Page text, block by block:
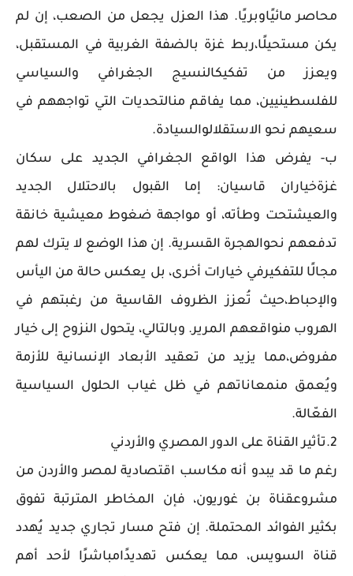
محاصر مائيًاوبريًا. هذا العزل يجعل من الصعب، إن لم
يكن مستحيلًا،ربط غزة بالضفة الغربية في المستقبل،
ويعزز من تفكيكالنسيج الجغرافي والسياسي
للفلسطينيين، مما يفاقم منالتحديات التي تواجههم في
سعيهم نحو الاستقلالوالسيادة.
ب- يفرض هذا الواقع الجغرافي الجديد على سكان
غزةخياران قاسيان: إما القبول بالاحتلال الجديد
والعيشتحت وطأته، أو مواجهة ضغوط معيشية خانقة
تدفعهم نحوالهجرة القسرية. إن هذا الوضع لا يترك لهم
مجالًا للتفكيرفي خيارات أخرى، بل يعكس حالة من اليأس
والإحباط،حيث تُعزز الظروف القاسية من رغبتهم في
الهروب منواقعهم المرير. وبالتالي، يتحول النزوح إلى خيار
مفروض،مما يزيد من تعقيد الأبعاد الإنسانية للأزمة
ويُعمق منمعاناتهم في ظل غياب الحلول السياسية
الفعّالة.
2.تأثير القناة على الدور المصري والأردني
رغم ما قد يبدو أنه مكاسب اقتصادية لمصر والأردن من
مشروعقناة بن غوريون، فإن المخاطر المترتبة تفوق
بكثير الفوائد المحتملة. إن فتح مسار تجاري جديد يُهدد
قناة السويس، مما يعكس تهديدًامباشرًا لأحد أهم